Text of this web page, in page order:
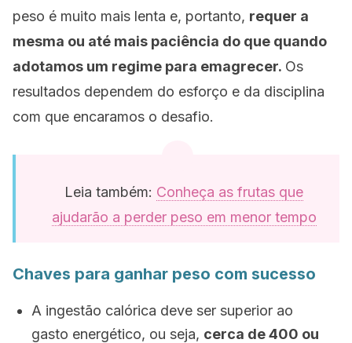
peso é muito mais lenta e, portanto, requer a
mesma ou até mais paciência do que quando
adotamos um regime para emagrecer. Os
resultados dependem do esforço e da disciplina
com que encaramos o desafio.
Leia também: Conheça as frutas que
ajudarão a perder peso em menor tempo
Chaves para ganhar peso com sucesso
A ingestão calórica deve ser superior ao
gasto energético, ou seja, cerca de 400 ou